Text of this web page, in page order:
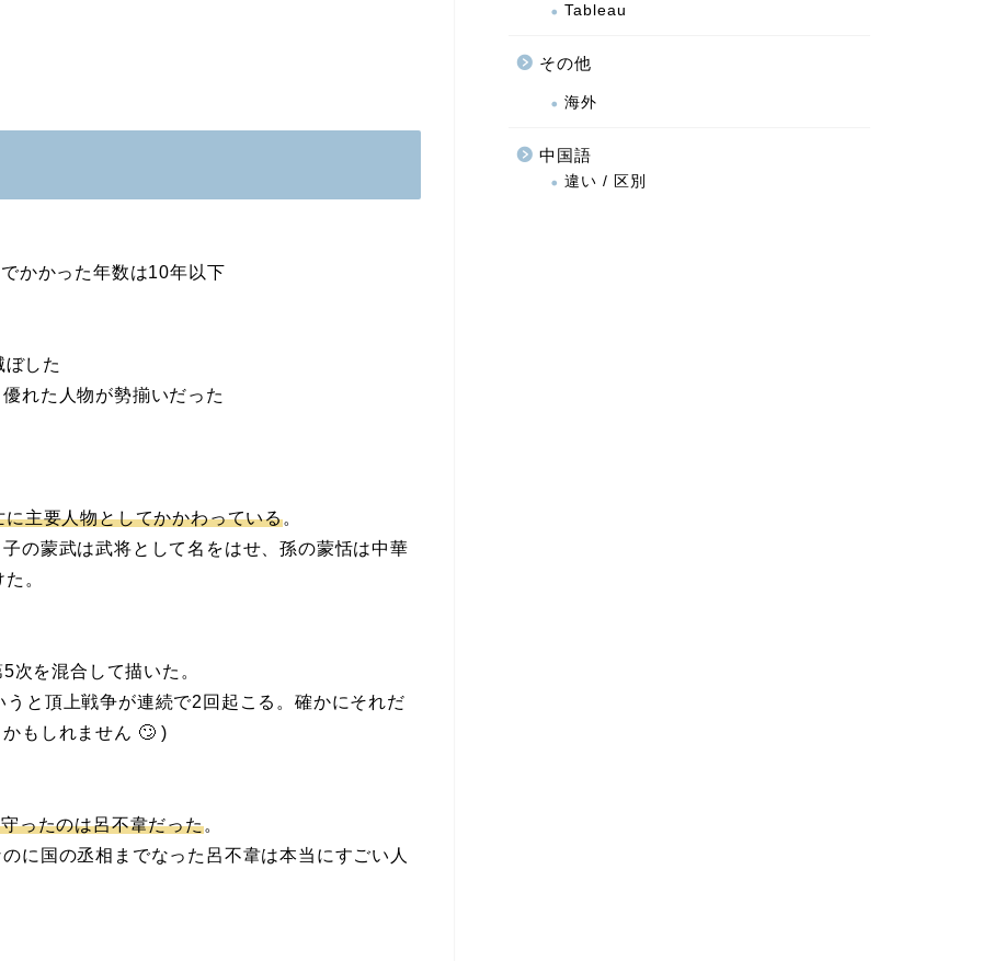
かかった年数は10年以下
した
れた人物が勢揃いだった
主要人物としてかかわっている。
の蒙武は武将として名をはせ、孫の蒙恬は中華
。
次を混合して描いた。
と頂上戦争が連続で2回起こる。確かにそれだ
もしれません 🙄 )
ったのは呂不韋だった。
に国の丞相までなった呂不韋は本当にすごい人
Tableau
その他
海外
中国語
違い / 区別